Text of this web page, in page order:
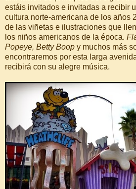
estáis invitados e invitadas a recibir
cultura norte-americana de los años
de las viñetas e ilustraciones que
los niños americanos de la época.
Popeye, Betty Boop y muchos más
encontraremos por esta larga
recibirá con su alegre música.